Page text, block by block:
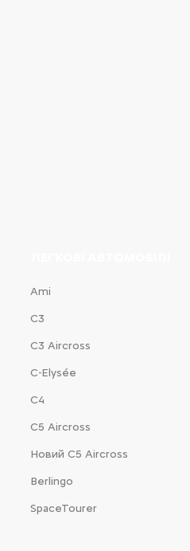
Ami
С3
С3 Aircross
C-Elysée
С4
С5 Aircross
Новий С5 Aircross
Berlingo
SpaceTourer